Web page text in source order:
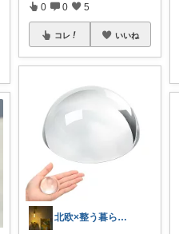
0 0 5
コレ いいね
北欧×整う暮らし｜ハル